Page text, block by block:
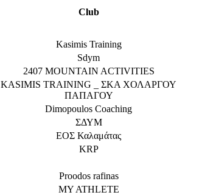
Club
Kasimis Training
Sdym
2407 MOUNTAIN ACTIVITIES
KASIMIS TRAINING _ ΣΚΑ ΧΟΛΑΡΓΟΥ
ΠΑΠΑΓΟΥ
Dimopoulos Coaching
ΣΔΥΜ
ΕΟΣ Καλαμάτας
KRP
Proodos rafinas
MY ATHLETE